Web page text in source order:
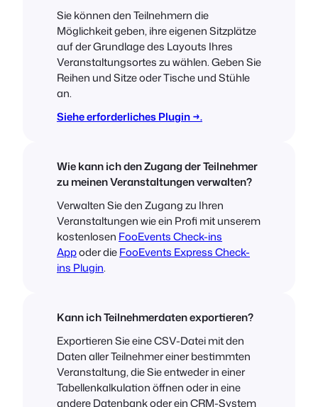
Sie können den Teilnehmern die
Möglichkeit geben, ihre eigenen Sitzplätze
auf der Grundlage des Layouts Ihres
Veranstaltungsortes zu wählen. Geben Sie
Reihen und Sitze oder Tische und Stühle
an.
Siehe erforderliches Plugin →.
Wie kann ich den Zugang der Teilnehmer
zu meinen Veranstaltungen verwalten?
Verwalten Sie den Zugang zu Ihren
Veranstaltungen wie ein Profi mit unserem
kostenlosen FooEvents Check-ins
Appoder dieFooEvents Express Check-
ins Plugin.
Kann ich Teilnehmerdaten exportieren?
Exportieren Sie eine CSV-Datei mit den
Daten aller Teilnehmer einer bestimmten
Veranstaltung, die Sie entweder in einer
Tabellenkalkulation öffnen oder in eine
andere Datenbank oder ein CRM-System